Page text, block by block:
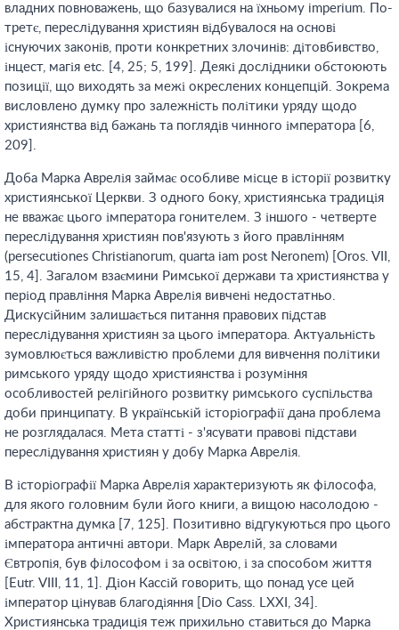
владних повноважень, що базувалися на їхньому imperium. По-
третє, переслідування християн відбувалося на основі
існуючих законів, проти конкретних злочинів: дітовбивство,
інцест, магія etc. [4, 25; 5, 199]. Деякі дослідники обстоюють
позиції, що виходять за межі окреслених концепцій. Зокрема
висловлено думку про залежність політики уряду щодо
християнства від бажань та поглядів чинного імператора [6,
209].
Доба Марка Аврелія займає особливе місце в історії розвитку
християнської Церкви. З одного боку, християнська традиція
не вважає цього імператора гонителем. З іншого - четверте
переслідування християн пов'язують з його правлінням
(persecutiones Christianorum, quarta iam post Neronem) [Oros. VII,
15, 4]. Загалом взаємини Римської держави та християнства у
період правління Марка Аврелія вивчені недостатньо.
Дискусійним залишається питання правових підстав
переслідування християн за цього імператора. Актуальність
зумовлюється важливістю проблеми для вивчення політики
римського уряду щодо християнства і розуміння
особливостей релігійного розвитку римського суспільства
доби принципату. В українській історіографії дана проблема
не розглядалася. Мета статті - з'ясувати правові підстави
переслідування християн у добу Марка Аврелія.
В історіографії Марка Аврелія характеризують як філософа,
для якого головним були його книги, а вищою насолодою -
абстрактна думка [7, 125]. Позитивно відгукуються про цього
імператора античні автори. Марк Аврелій, за словами
Євтропія, був філософом і за освітою, і за способом життя
[Eutr. VIII, 11, 1]. Діон Кассій говорить, що понад усе цей
імператор цінував благодіяння [Dio Cass. LXXI, 34].
Християнська традиція теж прихильно ставиться до Марка